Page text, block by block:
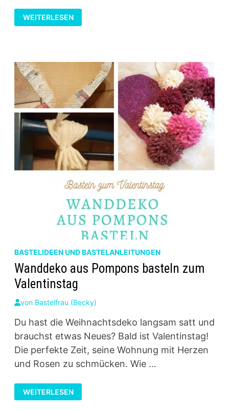
POMPONS
MIT
DER
WEITERLESEN
BASTELIDEEN UND BASTELANLEITUNGEN
Wanddeko aus Pompons basteln zum
Valentinstag
von Bastelfrau (Becky)
Du hast die Weihnachtsdeko langsam satt und
brauchst etwas Neues? Bald ist Valentinstag!
Die perfekte Zeit, seine Wohnung mit Herzen
und Rosen zu schmücken. Wie …
WANDDEKO
AUS
POMPONS
WEITERLESEN